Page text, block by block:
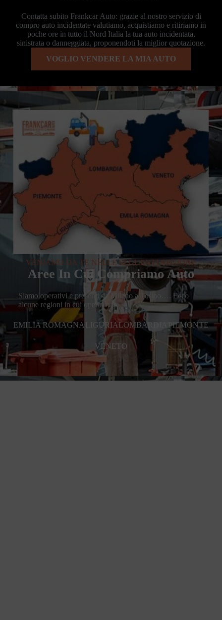
Contatta subito Frankcar Auto: grazie al nostro servizio di
compro auto incidentate valutiamo, acquistiamo e ritiriamo in
poche ore in tutto il Nord Italia la tua auto incidentata,
sinistrata o danneggiata, proponendoti la miglior quotazione.
VOGLIO VENDERE LA MIA AUTO
VENIAMO DA TE NELLE SEGUENTI REGIONI:
Aree In Cui Compriamo Auto
Siamo operativi e presenti da Milano a Torino…. Ecco
alcune regioni in cui operiamo:
EMILIA ROMAGNA LIGURIALOMBARDIA PIEMONTE
VENETO